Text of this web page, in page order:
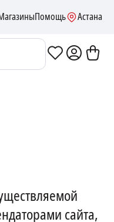
Помощь Астана
сайта,